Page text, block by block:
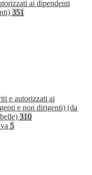
ai dipendenti
351
e autorizzati ai
e non dirigenti) (da
310
5